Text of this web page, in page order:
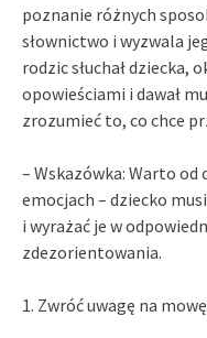
poznanie różnych
słownictwo i wyzwala
rodzic słuchał dziecka,
opowieściami i dawał
zrozumieć to, co chce
– Wskazówka: Warto od
emocjach – dziecko
i wyrażać je w
zdezorientowania.
1. Zwróć uwagę na mowę